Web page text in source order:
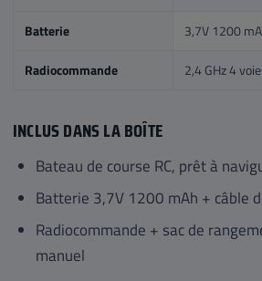
Batterie 3,7V 1200
Radiocommande 2,4 GHz 4
INCLUS DANS LA BOÎTE
Bateau de course RC, prêt à
Batterie 3,7V 1200 mAh + câble
Radiocommande + sac de
manuel